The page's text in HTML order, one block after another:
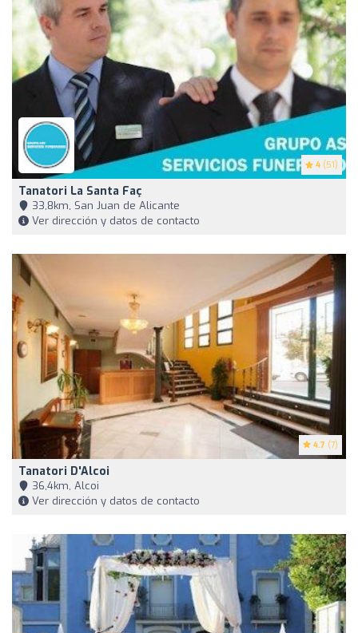
4 (51)
Tanatori La Santa Faç
33,8km, San Juan de Alicante
Ver dirección y datos de contacto
4.7 (7)
Tanatori D'Alcoi
36,4km, Alcoi
Ver dirección y datos de contacto